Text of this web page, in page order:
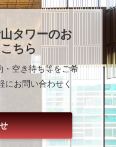
タワーのお
ちら
・空き待ち等をご希
にお問い合わせく